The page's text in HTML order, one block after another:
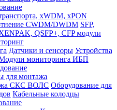
xWDM, xPON
CWDM/DWDM SFP,
QSFP+, CFP модули
Датчики и сенсоры Устройства
мониторинга ИБП
для монтажа
СКС ВОЛС Оборудование для
Кабельные колодцы